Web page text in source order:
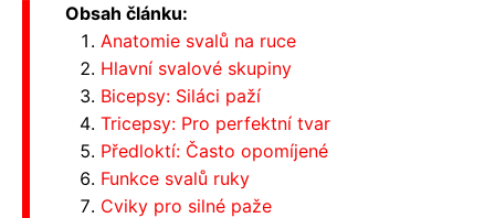
Obsah článku:
Anatomie svalů na ruce
Hlavní svalové skupiny
Bicepsy: Siláci paží
Tricepsy: Pro perfektní tvar
Předloktí: Často opomíjené
Funkce svalů ruky
Cviky pro silné paže